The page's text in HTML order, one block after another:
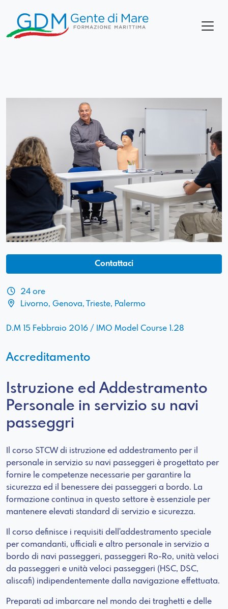
Istruzione ed Addestramento
Personale in servizio su navi
passeggri
Il corso STCW di istruzione ed addestramento per il
personale in servizio su navi passeggeri è progettato per
fornire le competenze necessarie per garantire la
sicurezza ed il benessere dei passeggeri a bordo. La
formazione continua in questo settore è essenziale per
mantenere elevati standard di servizio e sicurezza.
Il corso definisce i requisiti dell'addestramento speciale
per comandanti, ufficiali e altro personale in servizio a
bordo di navi passeggeri, passeggeri Ro-Ro, unità veloci
da passeggeri e unità veloci passeggeri (HSC, DSC,
aliscafi) indipendentemente dalla navigazione effettuata.
Preparati ad imbarcare nel mondo dei traghetti e delle
Contattaci
24 ore
Livorno, Genova, Trieste, Palermo
D.M 15 Febbraio 2016 / IMO Model Course 1.28
Accreditamento